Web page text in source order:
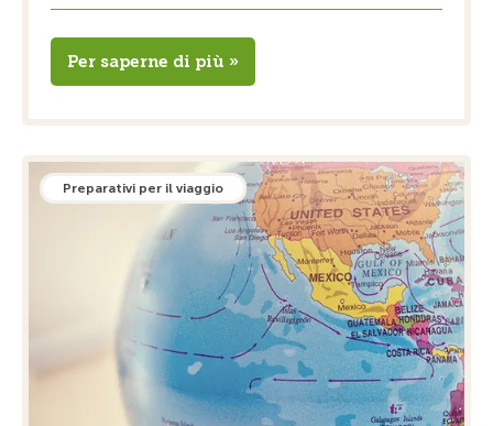
Per saperne di più »
Preparativi per il viaggio